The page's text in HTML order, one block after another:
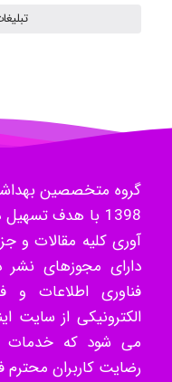
گروه متخصصین
1398 با هدف
دارای مجوزهای نشر
فناوری اطلاعات و
الکترونیکی از
می شود که خدمات
رضایت کاربران محترم